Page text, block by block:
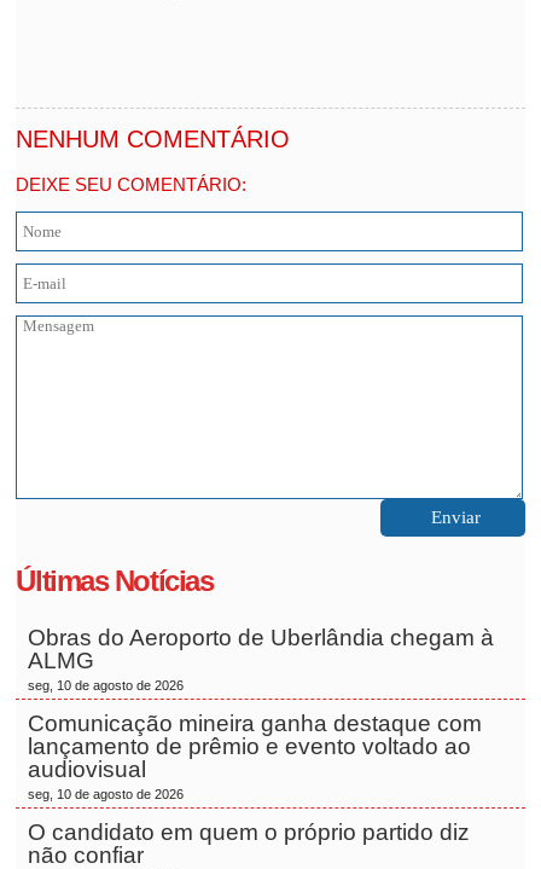
NENHUM COMENTÁRIO
DEIXE SEU COMENTÁRIO:
Últimas Notícias
Obras do Aeroporto de Uberlândia chegam à
ALMG
seg, 10 de agosto de 2026
Comunicação mineira ganha destaque com
lançamento de prêmio e evento voltado ao
audiovisual
seg, 10 de agosto de 2026
O candidato em quem o próprio partido diz
não confiar